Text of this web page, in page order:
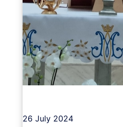
26 July 2024